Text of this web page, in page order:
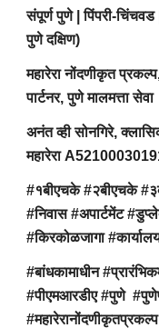
संपूर्ण पुणे | पिंपरी-
पुणे दक्षिण)
महारेरा नोंदणीकृत
पार्टनर, पुणे मालमत्ता सेवा
अनंत व्ही सोनगिरे,
महारेरा
#१बीएचके #२बीएचके
#निवास #अपार्टमेंट
#किरकोळजागा
#बांधकामाधीन
#पीएमआरडीए #पुणे
#महारेरानोंदणीकृतप्रकल्प